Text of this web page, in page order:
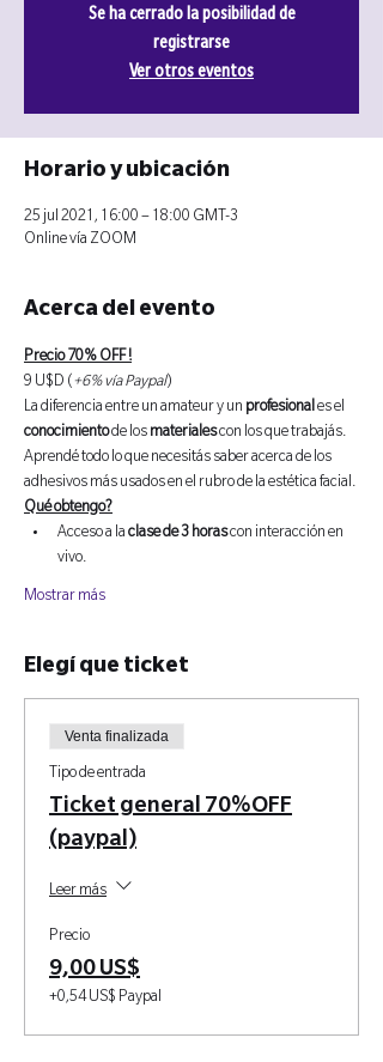
Se ha cerrado la posibilidad de
registrarse
Ver otros eventos
Horario y ubicación
25 jul 2021, 16:00 – 18:00 GMT-3
Online vía ZOOM
Acerca del evento
Precio 70% OFF !
9 U$D (+6% vía Paypal)
La diferencia entre un amateur y un profesional es el
conocimiento de los materiales con los que trabajás.
Aprendé todo lo que necesitás saber acerca de los
adhesivos más usados en el rubro de la estética facial.
Qué obtengo?
Acceso a la clase de 3 horas con interacción en
vivo.
Mostrar más
Elegí que ticket
Venta finalizada
Tipo de entrada
Ticket general 70%OFF
(paypal)
Leer más
Precio
9,00 US$
+0,54 US$ Paypal